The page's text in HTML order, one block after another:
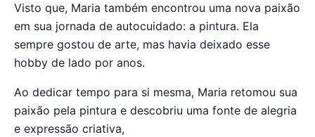
Visto que, Maria também encontrou uma nova paixão
em sua jornada de autocuidado: a pintura. Ela
sempre gostou de arte, mas havia deixado esse
hobby de lado por anos.
Ao dedicar tempo para si mesma, Maria retomou sua
paixão pela pintura e descobriu uma fonte de alegria
e expressão criativa,